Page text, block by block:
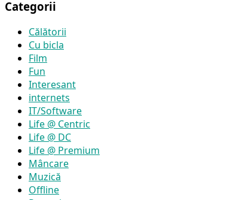
Categorii
Călătorii
Cu bicla
Film
Fun
Interesant
internets
IT/Software
Life @ Centric
Life @ DC
Life @ Premium
Mâncare
Muzică
Offline